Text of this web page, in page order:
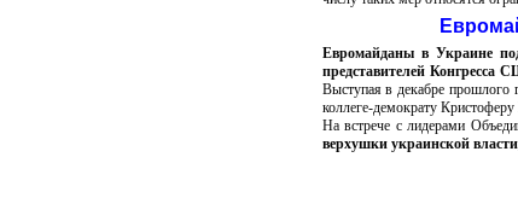
Евромайданы в Украине
представителей Конгресса
Выступая в декабре прошлого
коллеге-демократу
На встрече с лидерами
верхушки украинской